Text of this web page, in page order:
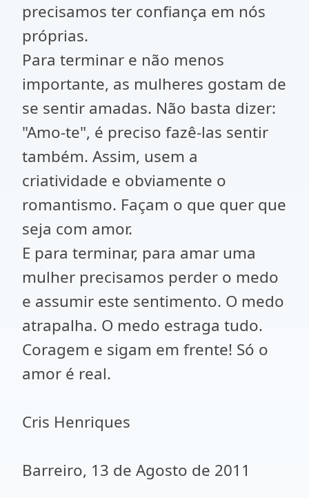
precisamos ter confiança em nós
próprias.
Para terminar e não menos
importante, as mulheres gostam de
se sentir amadas. Não basta dizer:
"Amo-te", é preciso fazê-las sentir
também. Assim, usem a
criatividade e obviamente o
romantismo. Façam o que quer que
seja com amor.
E para terminar, para amar uma
mulher precisamos perder o medo
e assumir este sentimento. O medo
atrapalha. O medo estraga tudo.
Coragem e sigam em frente! Só o
amor é real.
Cris Henriques
Barreiro, 13 de Agosto de 2011